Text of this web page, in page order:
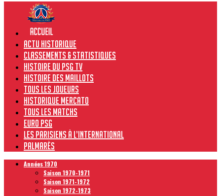
Actu historique
Classements & Statistiques
Histoire du PSG TV
Histoire des maillots
Tous les joueurs
Historique Mercato
Tous les matchs
Euro PSG
Les Parisiens à l’international
Palmarès
Années 1970
Saison 1970-1971
Saison 1971-1972
Saison 1972-1973